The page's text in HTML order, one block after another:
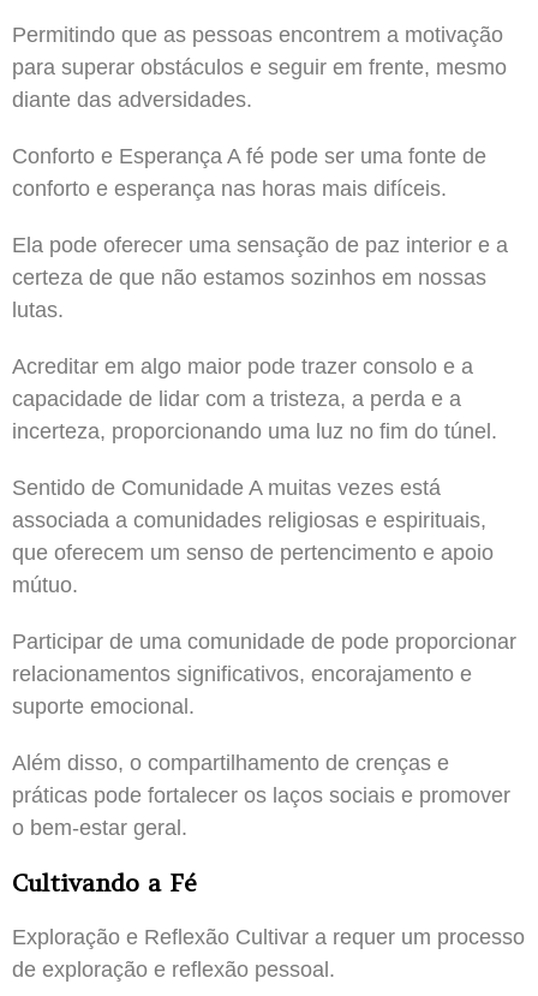
Permitindo que as pessoas encontrem a motivação
para superar obstáculos e seguir em frente, mesmo
diante das adversidades.
Conforto e Esperança A fé pode ser uma fonte de
conforto e esperança nas horas mais difíceis.
Ela pode oferecer uma sensação de paz interior e a
certeza de que não estamos sozinhos em nossas
lutas.
Acreditar em algo maior pode trazer consolo e a
capacidade de lidar com a tristeza, a perda e a
incerteza, proporcionando uma luz no fim do túnel.
Sentido de Comunidade A muitas vezes está
associada a comunidades religiosas e espirituais,
que oferecem um senso de pertencimento e apoio
mútuo.
Participar de uma comunidade de pode proporcionar
relacionamentos significativos, encorajamento e
suporte emocional.
Além disso, o compartilhamento de crenças e
práticas pode fortalecer os laços sociais e promover
o bem-estar geral.
Cultivando a Fé
Exploração e Reflexão Cultivar a requer um processo
de exploração e reflexão pessoal.